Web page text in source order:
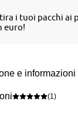
i tuoi pacchi ai
euro!
e informazioni
(1)